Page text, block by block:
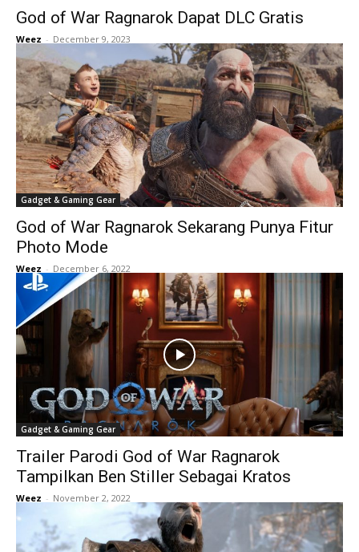
God of War Ragnarok Dapat DLC Gratis
Weez - December 9, 2023
Gadget & Gaming Gear
God of War Ragnarok Sekarang Punya Fitur
Photo Mode
Weez - December 6, 2022
Gadget & Gaming Gear
Trailer Parodi God of War Ragnarok
Tampilkan Ben Stiller Sebagai Kratos
Weez - November 2, 2022